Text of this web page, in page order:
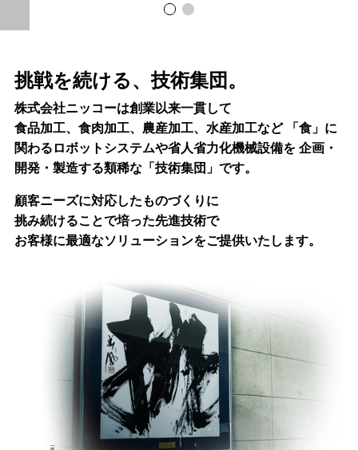
挑戦を続ける、技術集団。
株式会社ニッコーは創業以来一貫して
食品加工、食肉加工、農産加工、水産加工など
「食」に
関わるロボットシステムや省人省力化機械設備を 企画・
開発・製造する類稀な「技術集団」です。
顧客ニーズに対応したものづくりに
挑み続けることで培った先進技術で
お客様に最適なソリューションをご提供いたします。